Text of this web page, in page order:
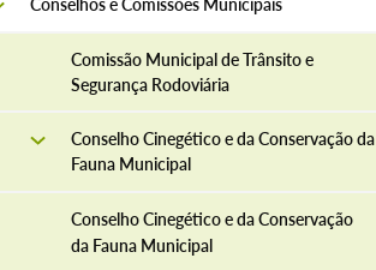
Comissão Municipal de Trânsito e
Segurança Rodoviária
Conselho Cinegético e da Conservação da
Fauna Municipal
Conselho Cinegético e da Conservação
da Fauna Municipal